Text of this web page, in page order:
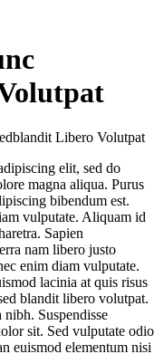
Libero Volutpat
elit, sed do
magna aliqua. Purus
bibendum est.
vulputate. Aliquam id
Sapien
nam libero justo
enim diam vulputate.
lacinia at quis risus
blandit libero volutpat.
Suspendisse
sit. Sed vulputate odio
euismod elementum nisi